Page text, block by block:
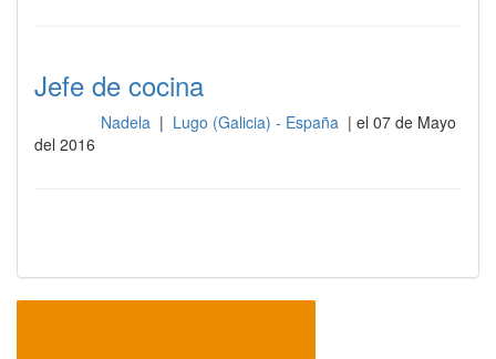
Jefe de cocina
Nadela | Lugo (Galicia) - España | el 07 de Mayo
del 2016